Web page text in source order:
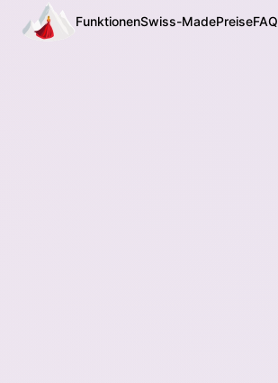
FunktionenSwiss-MadePreiseFAQ